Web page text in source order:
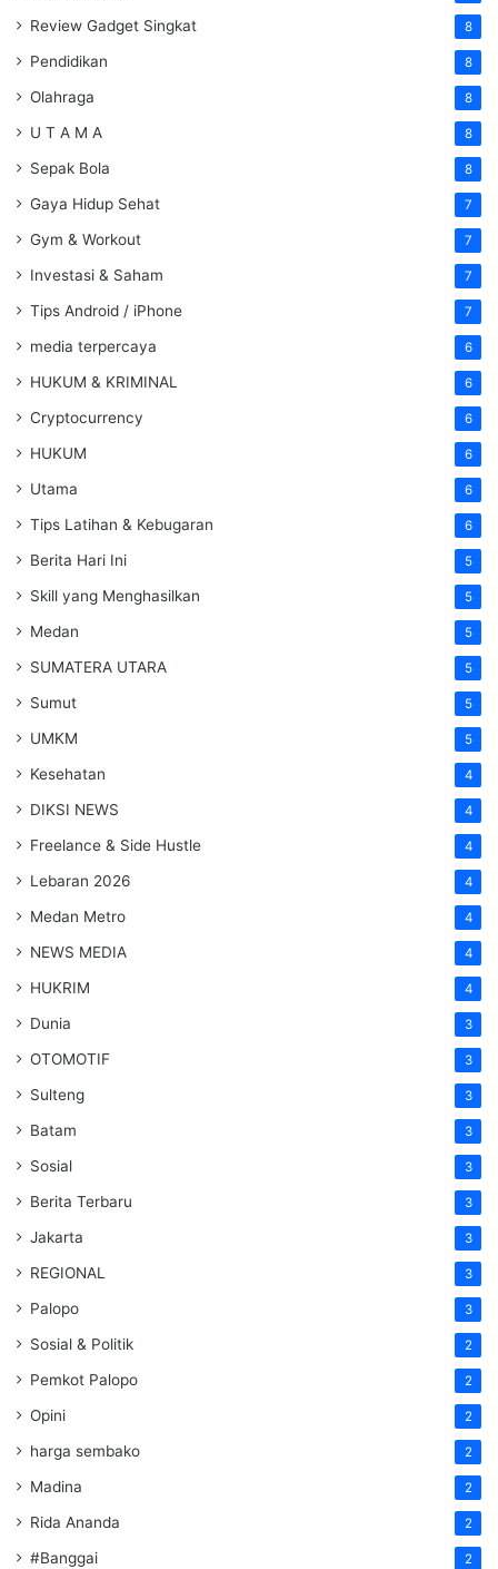
Review Gadget Singkat 8
Pendidikan 8
Olahraga 8
U T A M A 8
Sepak Bola 8
Gaya Hidup Sehat 7
Gym & Workout 7
Investasi & Saham 7
Tips Android / iPhone 7
media terpercaya 6
HUKUM & KRIMINAL 6
Cryptocurrency 6
HUKUM 6
Utama 6
Tips Latihan & Kebugaran 6
Berita Hari Ini 5
Skill yang Menghasilkan 5
Medan 5
SUMATERA UTARA 5
Sumut 5
UMKM 5
Kesehatan 4
DIKSI NEWS 4
Freelance & Side Hustle 4
Lebaran 2026 4
Medan Metro 4
NEWS MEDIA 4
HUKRIM 4
Dunia 3
OTOMOTIF 3
Sulteng 3
Batam 3
Sosial 3
Berita Terbaru 3
Jakarta 3
REGIONAL 3
Palopo 3
Sosial & Politik 2
Pemkot Palopo 2
Opini 2
harga sembako 2
Madina 2
Rida Ananda 2
#Banggai 2